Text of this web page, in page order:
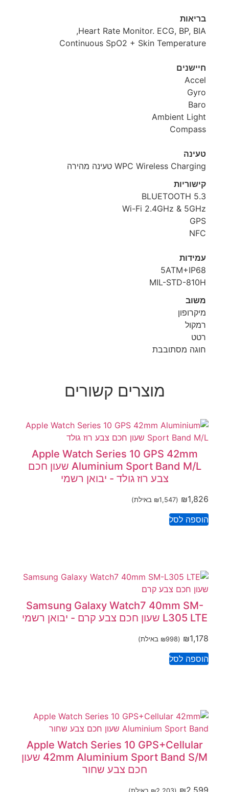
בריאות
Heart Rate Monitor. ECG, BP, BIA,
Continuous SpO2 + Skin Temperature
חיישנים
Accel
Gyro
Baro
Ambient Light
Compass
טעינה
WPC Wireless Charging טעינה מהירה
קישוריות
BLUETOOTH 5.3
Wi-Fi 2.4GHz & 5GHz
GPS
NFC
עמידות
5ATM+IP68
MIL-STD-810H
משוב
מיקרופון
רמקול
רטט
חוגה מסתובבת
מוצרים קשורים
Apple Watch Series 10 GPS 42mm
Aluminium Sport Band M/L שעון חכם
צבע רוז גולד - יבואן רשמי
₪1,826
(
₪1,547 באילת)
הוספה לסל
Samsung Galaxy Watch7 40mm SM-
L305 LTE שעון חכם צבע קרם - יבואן רשמי
₪1,178
(
₪998 באילת)
הוספה לסל
Apple Watch Series 10 GPS+Cellular
42mm Aluminium Sport Band S/M שעון
חכם צבע שחור
₪2,599